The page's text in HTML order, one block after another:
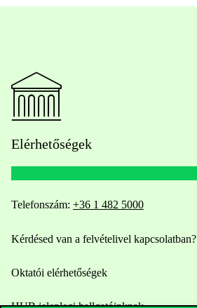
Elérhetőségek
Telefonszám: +36 1 482 5000
Kérdésed van a felvételivel kapcsolatban?
Oktatói elérhetőségek